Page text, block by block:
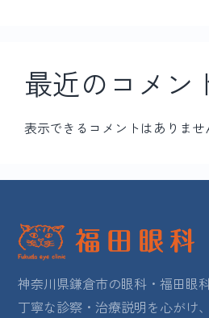
最近のコメン
表示できるコメントはありませ
神奈川県鎌倉市の眼科・福田眼
丁寧な診察・治療説明を心がけ